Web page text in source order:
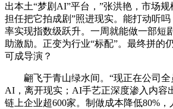
出本土“梦剧AI”平台，”张洪艳，市场
担任把它拍成剧”照进现实。能打动听
率实现指数级跃升。一周就能做一部短
助激励。正变为行业“标配”。最终拼
可成导演？
翩飞于青山绿水间。“现正在公司全
AI，离开现实；AI手艺正深度渗入内容
链上企业超600家。制做成本降低80%